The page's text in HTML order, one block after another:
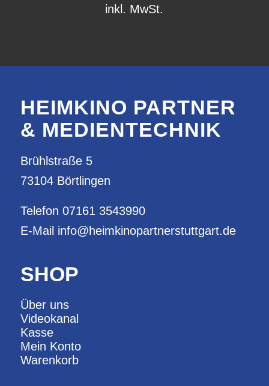
inkl. MwSt.
HEIMKINO PARTNER
& MEDIENTECHNIK
Brühlstraße 5
73104 Börtlingen
Telefon 07161 3543990
E-Mail info@heimkinopartnerstuttgart.de
SHOP
Über uns
Videokanal
Kasse
Mein Konto
Warenkorb